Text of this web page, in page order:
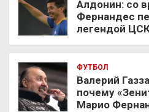
Алдонин: со
Фернандес
легендой
ФУТБОЛ
Валерий
почему
Марио